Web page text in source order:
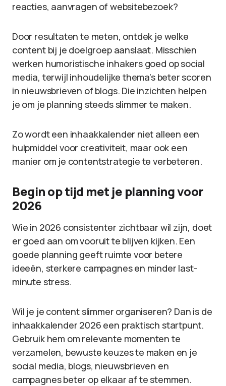
reacties, aanvragen of websitebezoek?
Door resultaten te meten, ontdek je welke
content bij je doelgroep aanslaat. Misschien
werken humoristische inhakers goed op social
media, terwijl inhoudelijke thema’s beter scoren
in nieuwsbrieven of blogs. Die inzichten helpen
je om je planning steeds slimmer te maken.
Zo wordt een inhaakkalender niet alleen een
hulpmiddel voor creativiteit, maar ook een
manier om je contentstrategie te verbeteren.
Begin op tijd met je planning voor
2026
Wie in 2026 consistenter zichtbaar wil zijn, doet
er goed aan om vooruit te blijven kijken. Een
goede planning geeft ruimte voor betere
ideeën, sterkere campagnes en minder last-
minute stress.
Wil je je content slimmer organiseren? Dan is de
inhaakkalender 2026 een praktisch startpunt.
Gebruik hem om relevante momenten te
verzamelen, bewuste keuzes te maken en je
social media, blogs, nieuwsbrieven en
campagnes beter op elkaar af te stemmen.